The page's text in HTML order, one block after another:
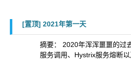
[置顶] 2021年第一天
摘要： 2020年浑浑噩噩的过
服务调用、Hystrix服务熔断